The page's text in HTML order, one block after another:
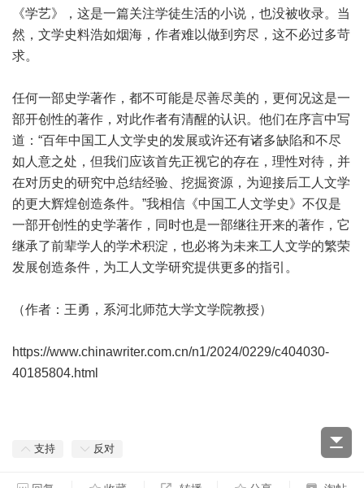
《学艺》，这是一篇关注学徒生活的小说，也没被收录。当
然，文学史料浩如烟海，作者难以做到穷尽，这不必过多苛
求。
任何一部史学著作，都不可能是尽善尽美的，更何况这是一
部开创性的著作，对此作者有清醒的认识。他们在序言中写
道：“百年中国工人文学史的发展或许还有诸多缺陷和不尽
如人意之处，但我们应该首先正视它的存在，理性对待，并
在对历史的研究中总结经验、挖掘资源，为迎接后工人文学
的更大辉煌创造条件。”我相信《中国工人文学史》不仅是
一部开创性的史学著作，同时也是一部继往开来的著作，它
继承了前辈学人的学术积淀，也必将为未来工人文学的繁荣
发展创造条件，为工人文学研究提供更多的指引。
（作者：王勇，系河北师范大学文学院教授）
https://www.chinawriter.com.cn/n1/2024/0229/c404030-
40185804.html
支持 反对